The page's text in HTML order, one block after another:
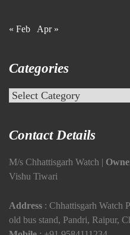
« Feb Apr »
Categories
Categories
Contact Details
M/s Chhattisgarh Watch |
Vishu Tiwari
Address : Chhattisgarh Watch
old bus stand, Pandri, Raipur,